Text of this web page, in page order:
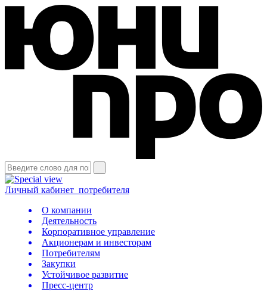
Личный кабинет потребителя
О компании
Деятельность
Корпоративное управление
Акционерам и инвесторам
Потребителям
Закупки
Устойчивое развитие
Пресс-центр